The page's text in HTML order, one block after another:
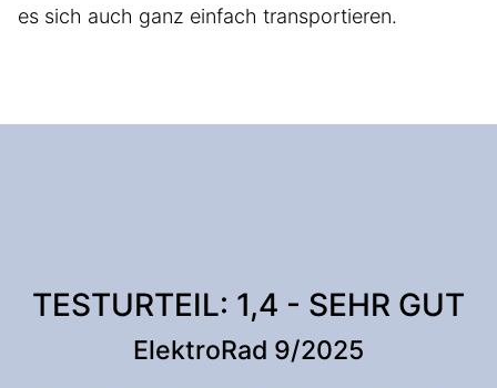
es sich auch ganz einfach transportieren.
TESTURTEIL: 1,4 - SEHR GUT
ElektroRad 9/2025